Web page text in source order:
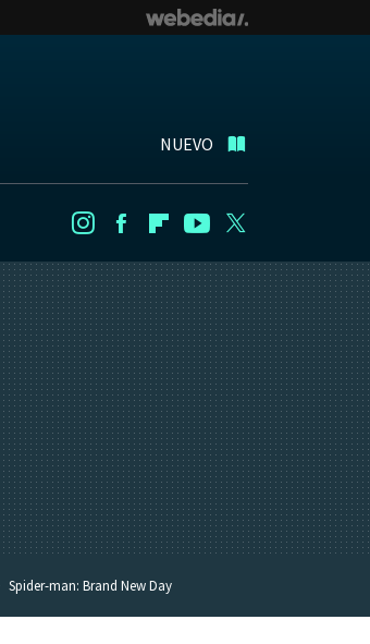
NUEVO
InstagramFacebookFlipboard
Youtube
Spider-man: Brand New Day